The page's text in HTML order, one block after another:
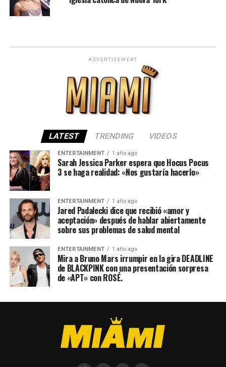
ADVERTISEMENT
LATEST TRENDING VIDEOS
ENTERTAINMENT 1 año ago
Sarah Jessica Parker espera que Hocus Pocus
3 se haga realidad: «Nos gustaría hacerlo»
ENTERTAINMENT 1 año ago
Jared Padalecki dice que recibió «amor y
aceptación» después de hablar abiertamente
sobre sus problemas de salud mental
ENTERTAINMENT 1 año ago
Mira a Bruno Mars irrumpir en la gira DEADLINE
de BLACKPINK con una presentación sorpresa
de «APT» con ROSÉ.